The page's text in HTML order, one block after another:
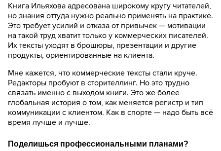
Книга Ильяхова адресована широкому кругу читателей,
но знания оттуда нужно реально применять на практике.
Это требует усилий и отказа от привычек — мотивации
на такой труд хватит только у коммерческих писателей.
Их тексты уходят в брошюры, презентации и другие
продукты, ориентированные на клиента.
Мне кажется, что коммерческие тексты стали круче.
Редакторы пробуют в сторителлинг. Но это трудно
связать именно с выходом книги. Это же более
глобальная история о том, как меняется регистр и тип
коммуникации с клиентом. Как в спорте — надо быть всё
время лучше и лучше.
Поделишься профессиональными планами?